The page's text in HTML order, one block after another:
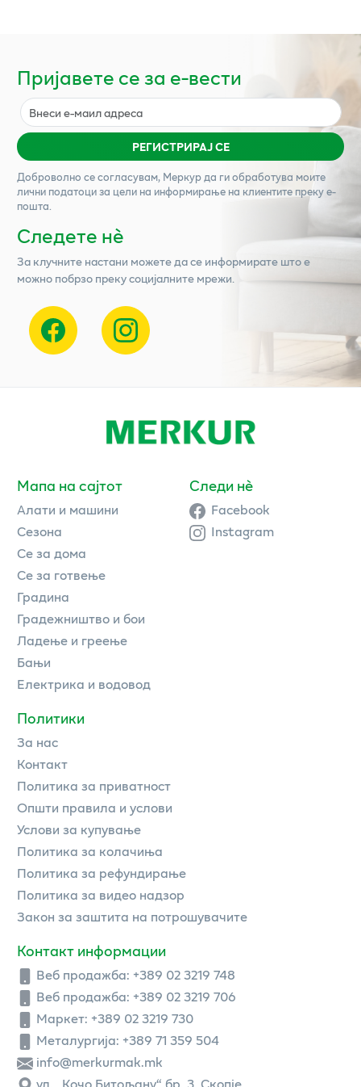
Пријавете се за е-вести
РЕГИСТРИРАЈ СЕ
Доброволно се согласувам, Меркурда ги обработува моите
лични податоци за цели на информирање на клиентите преку е-
пошта.
Следете нѐ
За клучните настани можете да се информирате што е
можно побрзо преку социјалните мрежи.
Мапа на сајтот
Алати и машини
Сезона
Се за дома
Се за готвење
Градина
Градежништво и бои
Ладење и греење
Бањи
Електрика и водовод
Политики
За нас
Контакт
Политика за приватност
Општи правила и услови
Услови за купување
Политика за колачиња
Политика за рефундирање
Политика за видео надзор
Закон за заштита на потрошувачите
Контакт информации
Веб продажба: +389 02 3219 748
Веб продажба: +389 02 3219 706
Маркет: +389 02 3219 730
Металургија: +389 71 359 504
info@merkurmak.mk
Следи нè
Facebook
Instagram